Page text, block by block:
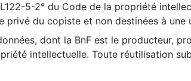
5-2° du Code de la propriété
privé du copiste et non destinées à une
dont la BnF est le producteur,
intellectuelle. Toute réutilisation